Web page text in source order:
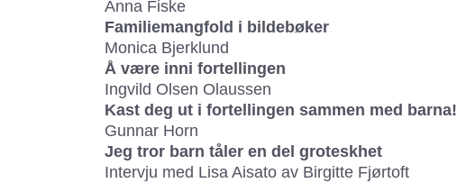
Anna Fiske
Familiemangfold i bildebøker
Monica Bjerklund
Å være inni fortellingen
Ingvild Olsen Olaussen
Kast deg ut i fortellingen sammen med barna!
Gunnar Horn
Jeg tror barn tåler en del groteskhet
Intervju med Lisa Aisato av Birgitte Fjørtoft